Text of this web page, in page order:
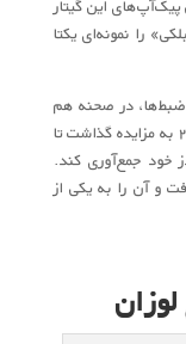
پیک‌آپ‌های این گیتار
را نمونه‌ای یکتا
ضبط‌ها، در صحنه هم
کلپتون این گیتار را در سال ۲۰۰۴ به مزایده گذاشت تا
خود جمع‌آوری کند.
به فروش رفت و آن را به یکی از